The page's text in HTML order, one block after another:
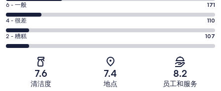
超
赞。
339
条
好
-
还
可
以。
6
分
-
一
般。
6 - 一般 171
4
分
-
4 - 很差 110
2
分
2 - 糟糕 107
7.6
清洁度
7.4
地点
8.2
员工和服务